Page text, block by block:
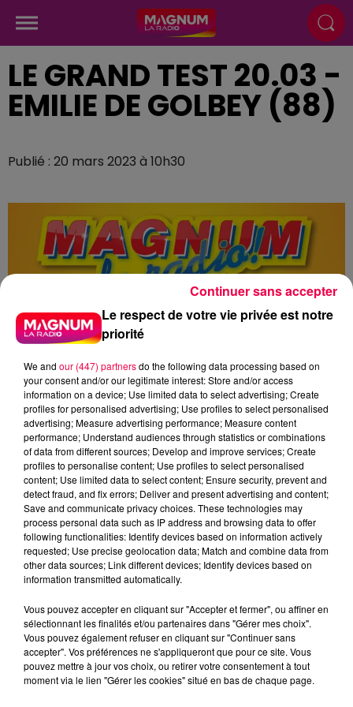
LE GRAND TEST 20.03 -
EMILIE DE GOLBEY (88)
Publié : 20 mars 2023 à 10h30
podcasts/2023/03/Le-Grand-Test-20.03-Emilie-de-
Golbey-88.mp3
Le respect de votre vie privée est notre
priorité
We and our (447) partnersdo the following data processing based on
your consent and/or our legitimate interest: Store and/or access
information on a device; Use limited data to select advertising; Create
profiles for personalised advertising; Use profiles to select personalised
advertising; Measure advertising performance; Measure content
performance; Understand audiences through statistics or combinations
of data from different sources; Develop and improve services; Create
profiles to personalise content; Use profiles to select personalised
content; Use limited data to select content; Ensure security, prevent and
detect fraud, and fix errors; Deliver and present advertising and content;
Save and communicate privacy choices. These technologies may
process personal data such as IP address and browsing data to offer
following functionalities: Identify devices based on information actively
requested; Use precise geolocation data; Match and combine data from
other data sources; Link different devices; Identify devices based on
information transmitted automatically.
Vous pouvez accepter en cliquant sur "Accepter et fermer", ou affiner en
sélectionnant les finalités et/ou partenaires dans "Gérer mes choix".
Vous pouvez également refuser en cliquant sur "Continuer sans
accepter". Vos préférences ne s'appliqueront que pour ce site. Vous
pouvez mettre à jour vos choix, ou retirer votre consentement à tout
moment via le lien "Gérer les cookies" situé en bas de chaque page.
Continuer sans accepter